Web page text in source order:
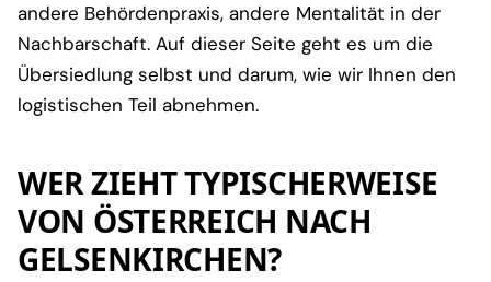
andere Behördenpraxis, andere Mentalität in der
Nachbarschaft. Auf dieser Seite geht es um die
Übersiedlung selbst und darum, wie wir Ihnen den
logistischen Teil abnehmen.
WER ZIEHT TYPISCHERWEISE
VON ÖSTERREICH NACH
GELSENKIRCHEN?